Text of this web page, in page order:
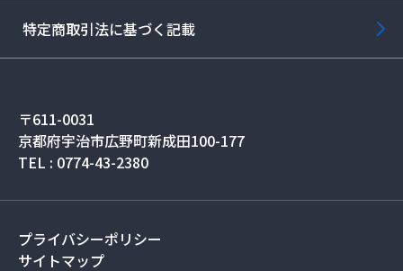
特定商取引法に基づく記載
〒611-0031
京都府宇治市広野町新成田100-177
TEL : 0774-43-2380
プライバシーポリシー
サイトマップ